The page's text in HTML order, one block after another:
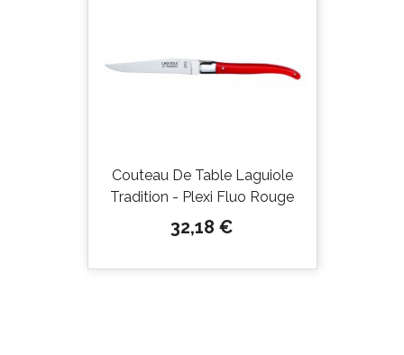
Couteau De Table Laguiole
Tradition - Plexi Fluo Rouge
Prix
32,18 €